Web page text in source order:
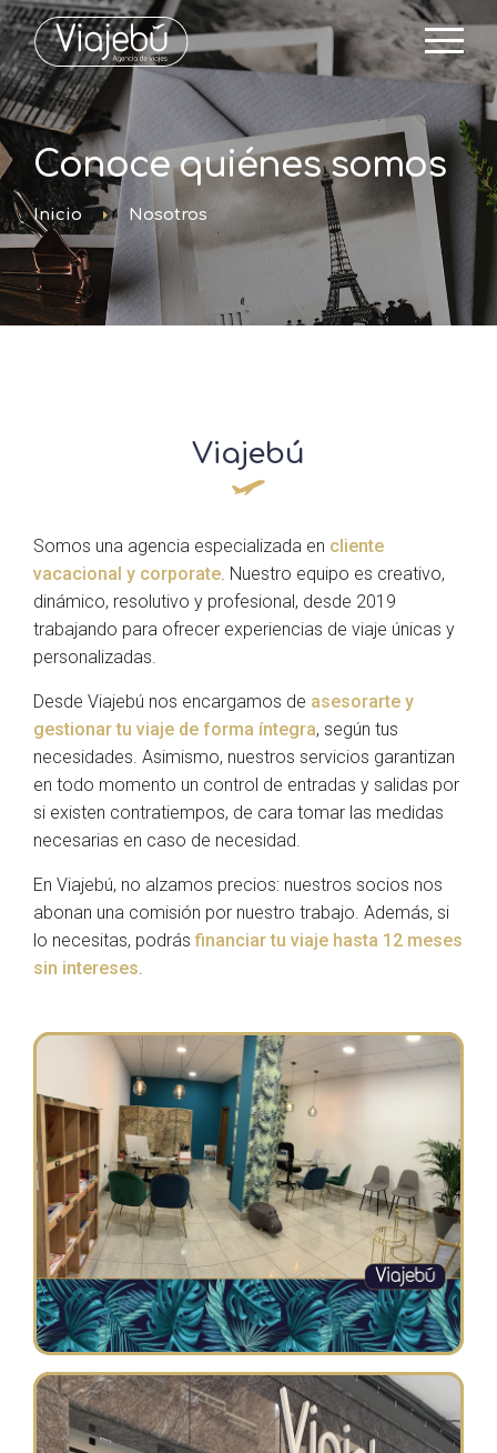
Conoce quiénes somos
Inicio Nosotros
Viajebú
Somos una agencia especializada en cliente
vacacional y corporate. Nuestro equipo es creativo,
dinámico, resolutivo y profesional, desde 2019
trabajando para ofrecer experiencias de viaje únicas y
personalizadas.
Desde Viajebú nos encargamos de asesorarte y
gestionar tu viaje de forma íntegra, según tus
necesidades. Asimismo, nuestros servicios garantizan
en todo momento un control de entradas y salidas por
si existen contratiempos, de cara tomar las medidas
necesarias en caso de necesidad.
En Viajebú, no alzamos precios: nuestros socios nos
abonan una comisión por nuestro trabajo. Además, si
lo necesitas, podrásfinanciar tu viaje hasta 12 meses
sin intereses.